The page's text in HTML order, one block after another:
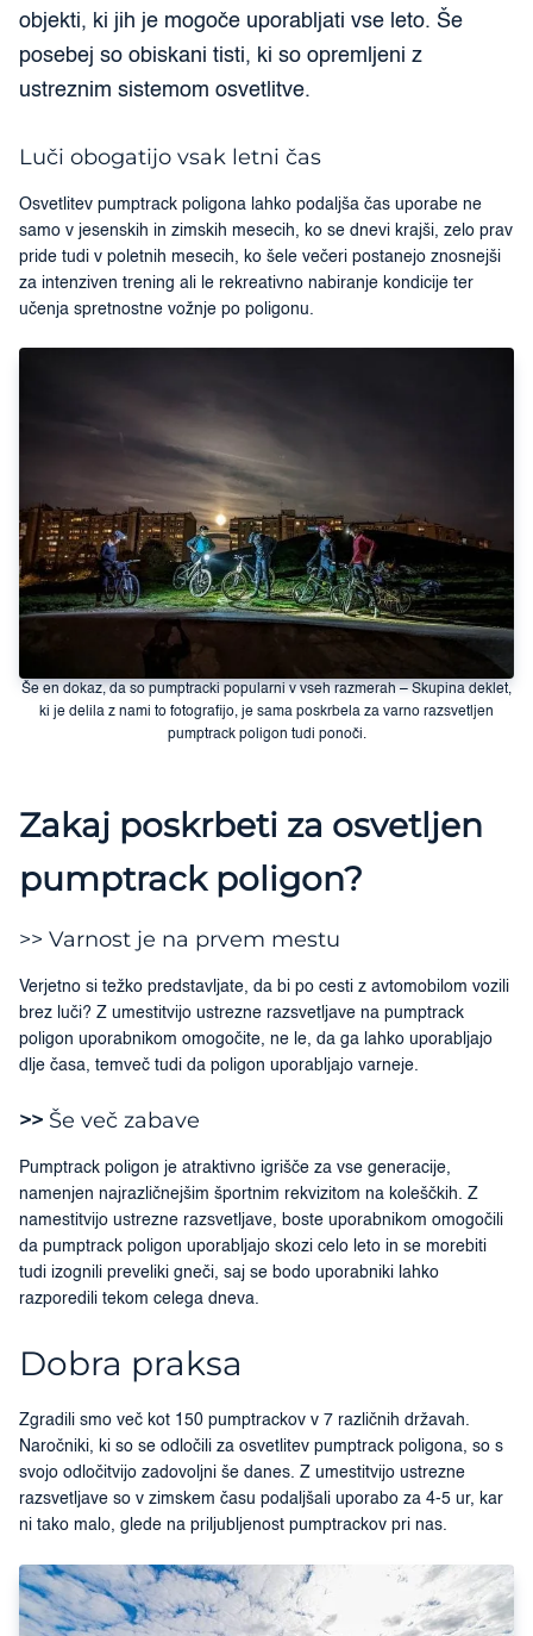
objekti, ki jih je mogoče uporabljati vse leto. Še
posebej so obiskani tisti, ki so opremljeni z
ustreznim sistemom osvetlitve.
Luči obogatijo vsak letni čas
Osvetlitev pumptrack poligona lahko podaljša čas uporabe ne
samo v jesenskih in zimskih mesecih, ko se dnevi krajši, zelo prav
pride tudi v poletnih mesecih, ko šele večeri postanejo znosnejši
za intenziven trening ali le rekreativno nabiranje kondicije ter
učenja spretnostne vožnje po poligonu.
Še en dokaz, da so pumptracki popularni v vseh razmerah – Skupina deklet,
ki je delila z nami to fotografijo, je sama poskrbela za varno razsvetljen
pumptrack poligon tudi ponoči.
Zakaj poskrbeti za osvetljen
pumptrack poligon?
>> Varnost je na prvem mestu
Verjetno si težko predstavljate, da bi po cesti z avtomobilom vozili
brez luči? Z umestitvijo ustrezne razsvetljave na pumptrack
poligon uporabnikom omogočite, ne le, da ga lahko uporabljajo
dlje časa, temveč tudi da poligon uporabljajo varneje.
>> Še več zabave
Pumptrack poligon je atraktivno igrišče za vse generacije,
namenjen najrazličnejšim športnim rekvizitom na koleščkih. Z
namestitvijo ustrezne razsvetljave, boste uporabnikom omogočili
da pumptrack poligon uporabljajo skozi celo leto in se morebiti
tudi izognili preveliki gneči, saj se bodo uporabniki lahko
razporedili tekom celega dneva.
Dobra praksa
Zgradili smo več kot 150 pumptrackov v 7 različnih državah.
Naročniki, ki so se odločili za osvetlitev pumptrack poligona, so s
svojo odločitvijo zadovoljni še danes. Z umestitvijo ustrezne
razsvetljave so v zimskem času podaljšali uporabo za 4-5 ur, kar
ni tako malo, glede na priljubljenost pumptrackov pri nas.